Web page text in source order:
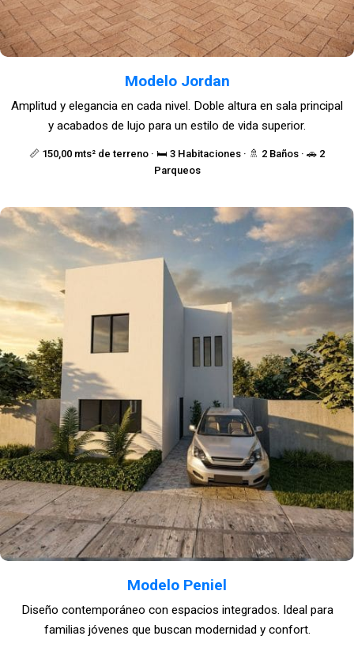
Modelo Jordan
📏 150,00 mts² de terreno · 🛏️ 3 Habitaciones · 🚿 2 Baños · 🚗 2
Parqueos
Amplitud y elegancia en cada nivel. Doble altura en sala principal
y acabados de lujo para un estilo de vida superior.
Modelo Peniel
Diseño contemporáneo con espacios integrados. Ideal para
familias jóvenes que buscan modernidad y confort.